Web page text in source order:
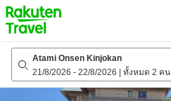
to
top
page
Atami Onsen Kinjokan
21/8/2026 - 22/8/2026 ทั้งหมด 2 คน